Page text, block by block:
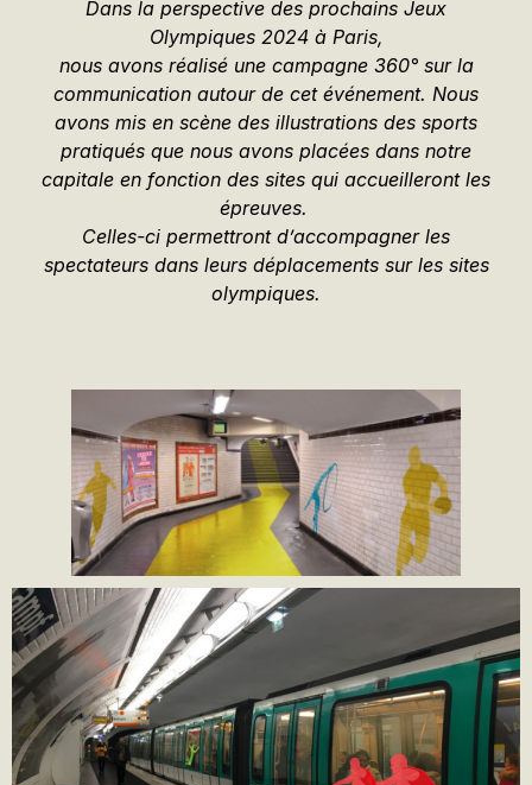
Dans la perspective des prochains Jeux
Olympiques 2024 à Paris,
nous avons réalisé une campagne 360° sur la
communication autour de cet événement. Nous
avons mis en scène des illustrations des sports
pratiqués que nous avons placées dans notre
capitale en fonction des sites qui accueilleront les
épreuves.
Celles-ci permettront d’accompagner les
spectateurs dans leurs déplacements sur les sites
olympiques.